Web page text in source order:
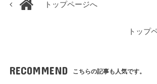
トップページへ
トップ
RECOMMEND こちらの記事も人気です。